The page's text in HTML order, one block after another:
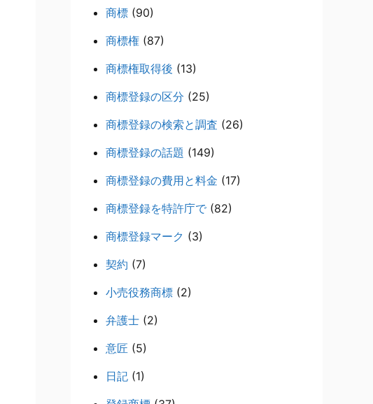
商標 (90)
商標権 (87)
商標権取得後 (13)
商標登録の区分 (25)
商標登録の検索と調査 (26)
商標登録の話題 (149)
商標登録の費用と料金 (17)
商標登録を特許庁で (82)
商標登録マーク (3)
契約 (7)
小売役務商標 (2)
弁護士 (2)
意匠 (5)
日記 (1)